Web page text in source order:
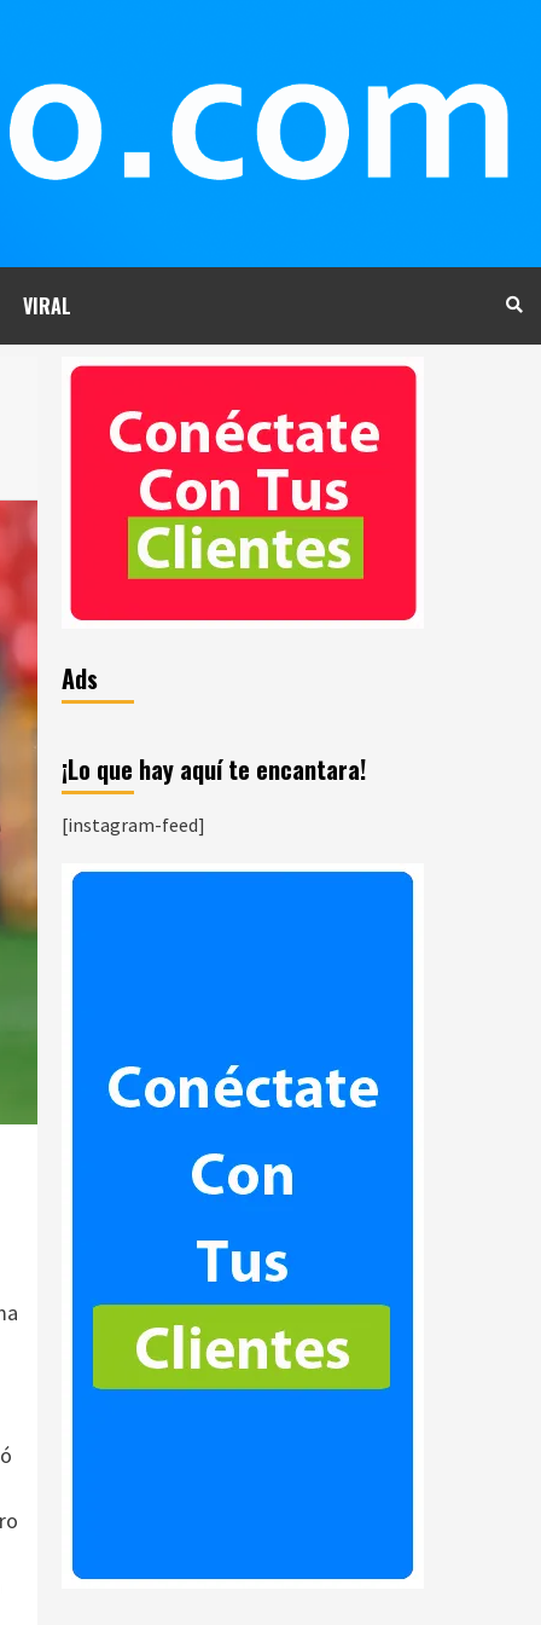
VIRAL
Ads
¡Lo que hay aquí te encantara!
[instagram-feed]